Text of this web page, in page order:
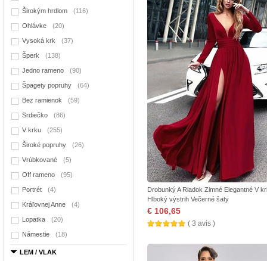
Širokým hrdlom (116)
Ohlávke (20)
Vysoká krk (37)
Šperk (138)
Jedno rameno (90)
Špagety popruhy (64)
Bez ramienok (59)
Srdiečko (86)
V krku (255)
Široké popruhy (26)
Vrúbkované (5)
Off rameno (95)
Portrét (4)
Kráľovnej Anne (4)
Lopatka (20)
Námestie (18)
LEM / VLAK
Drobunký A Riadok Zimné Elegantné V
Hlboký výstrih Večerné šaty
€ 106,65
( 3 avis )